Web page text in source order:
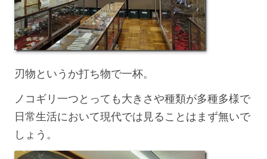
刃物というか打ち物で一杯。
ノコギリ一つとっても大きさや種類が多種多様で
日常生活において現代では見ることはまず無いで
しょう。